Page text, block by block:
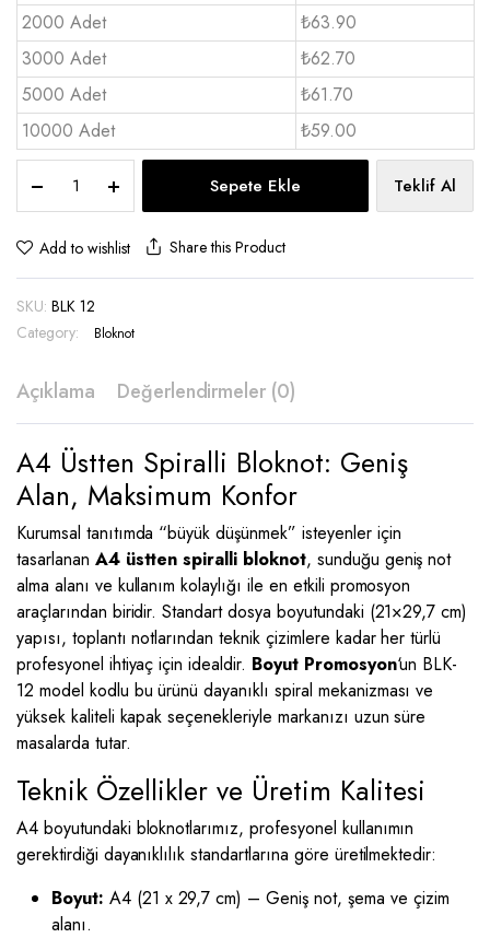
2000 Adet
₺63.90
3000 Adet
₺62.70
5000 Adet
₺61.70
10000 Adet
₺59.00
Üstten
spiralli
bloknot
BLK
12
quantity
Sepete Ekle Teklif Al
Add to wishlist Share this Product
SKU: BLK 12
Category:
Bloknot
Açıklama Değerlendirmeler (0)
A4 Üstten Spiralli Bloknot: Geniş
Alan, Maksimum Konfor
Kurumsal tanıtımda “büyük düşünmek” isteyenler için
tasarlanan A4 üstten spiralli bloknot, sunduğu geniş not
alma alanı ve kullanım kolaylığı ile en etkili promosyon
araçlarından biridir. Standart dosya boyutundaki (21×29,7 cm)
yapısı, toplantı notlarından teknik çizimlere kadar her türlü
profesyonel ihtiyaç için idealdir. Boyut Promosyon‘un BLK-
12 model kodlu bu ürünü dayanıklı spiral mekanizması ve
yüksek kaliteli kapak seçenekleriyle markanızı uzun süre
masalarda tutar.
Teknik Özellikler ve Üretim Kalitesi
A4 boyutundaki bloknotlarımız, profesyonel kullanımın
gerektirdiği dayanıklılık standartlarına göre üretilmektedir:
Boyut: A4 (21 x 29,7 cm) – Geniş not, şema ve çizim
alanı.